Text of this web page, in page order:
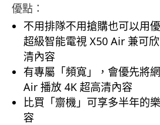
優點：
不用排隊不用搶購也可以用
超級智能電視 X50 Air 兼可
清內容
有專屬「頻寬」，會優先將
Air 播放 4K 超高清內容
比買「齋機」可享多半年的
容